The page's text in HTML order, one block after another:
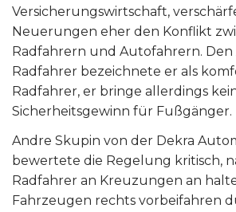
Versicherungswirtschaft,
Neuerungen eher den Konflikt
Radfahrern und Autofahrern.
Radfahrer bezeichnete er als
Radfahrer, er bringe allerdings
Sicherheitsgewinn für Fußgänger.
Andre Skupin von der Dekra
bewertete die Regelung kritisch,
Radfahrer an Kreuzungen an
Fahrzeugen rechts vorbeifahren